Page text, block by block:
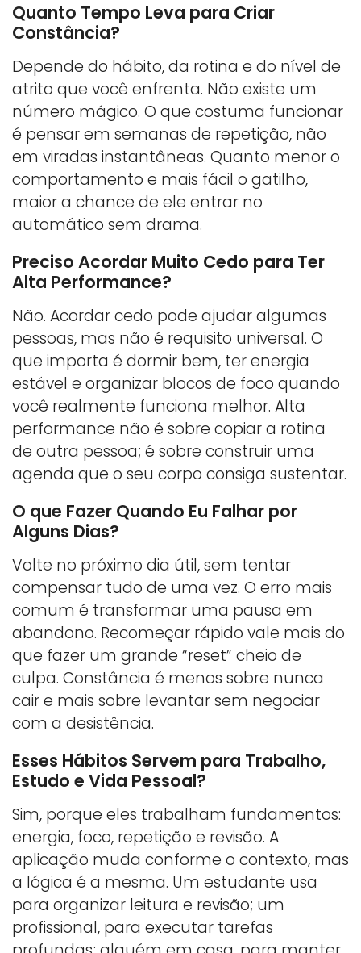
Quanto Tempo Leva para Criar
Constância?
Depende do hábito, da rotina e do nível de
atrito que você enfrenta. Não existe um
número mágico. O que costuma funcionar
é pensar em semanas de repetição, não
em viradas instantâneas. Quanto menor o
comportamento e mais fácil o gatilho,
maior a chance de ele entrar no
automático sem drama.
Preciso Acordar Muito Cedo para Ter
Alta Performance?
Não. Acordar cedo pode ajudar algumas
pessoas, mas não é requisito universal. O
que importa é dormir bem, ter energia
estável e organizar blocos de foco quando
você realmente funciona melhor. Alta
performance não é sobre copiar a rotina
de outra pessoa; é sobre construir uma
agenda que o seu corpo consiga sustentar.
O que Fazer Quando Eu Falhar por
Alguns Dias?
Volte no próximo dia útil, sem tentar
compensar tudo de uma vez. O erro mais
comum é transformar uma pausa em
abandono. Recomeçar rápido vale mais do
que fazer um grande “reset” cheio de
culpa. Constância é menos sobre nunca
cair e mais sobre levantar sem negociar
com a desistência.
Esses Hábitos Servem para Trabalho,
Estudo e Vida Pessoal?
Sim, porque eles trabalham fundamentos:
energia, foco, repetição e revisão. A
aplicação muda conforme o contexto, mas
a lógica é a mesma. Um estudante usa
para organizar leitura e revisão; um
profissional, para executar tarefas